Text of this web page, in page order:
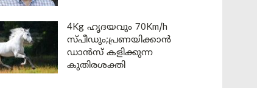
4Kg ഹൃദയവും 70Km/h
സ്പീഡും;പ്രണയിക്കാൻ
ഡാൻസ് കളിക്കുന്ന
കുതിരശക്തി